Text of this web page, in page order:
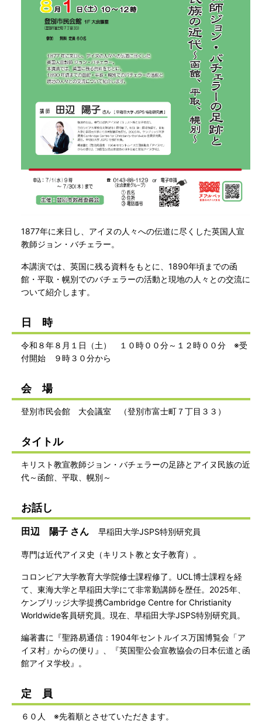
1877年に来日し、アイヌの人々への伝道に尽くした英国人宣
教師ジョン・バチェラー。
本講演では、英国に残る資料をもとに、1890年頃までの函
館・平取・幌別でのバチェラーの活動と現地の人々との交流に
ついて紹介します。
日 時
令和８年８月１日（土） １０時００分～１２時００分 ※受
付開始 ９時３０分から
会 場
登別市民会館 大会議室 （登別市富士町７丁目３３）
タイトル
キリスト教宣教師ジョン・バチェラーの足跡とアイヌ民族の近
代～函館、平取、幌別～
お話し
田辺 陽子 さん 早稲田大学JSPS特別研究員
専門は近代アイヌ史（キリスト教と女子教育）。
コロンビア大学教育大学院修士課程修了。UCL博士課程を経
て、東海大学と早稲田大学にて非常勤講師を歴任。2025年、
ケンブリッジ大学提携Cambridge Centre for Christianity
Worldwide客員研究員。現在、早稲田大学JSPS特別研究員。
編著書に『聖路易通信：1904年セントルイス万国博覧会「ア
イヌ村」からの便り』、『英国聖公会宣教協会の日本伝道と函
館アイヌ学校』。
定 員
６０人 ※先着順とさせていただきます。